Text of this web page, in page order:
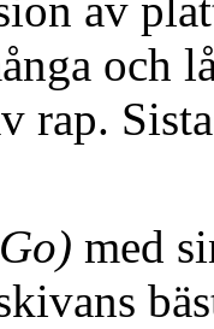
av
och
rap.
med